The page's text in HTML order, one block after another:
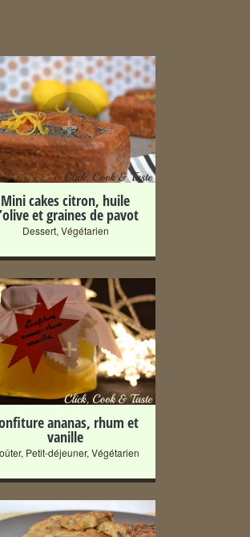
+
Mini cakes citron, huile
et graines de pavot
Dessert, Végétarien
+
ananas, rhum et
vanille
, Petit-déjeuner, Végétarien